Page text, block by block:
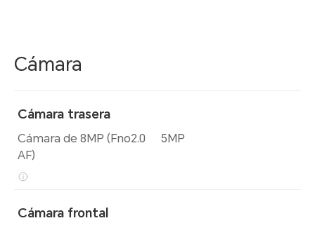
Cámara
Cámara trasera
Cámara de 8MP (Fno2.0
AF)
Cámara frontal
5MP